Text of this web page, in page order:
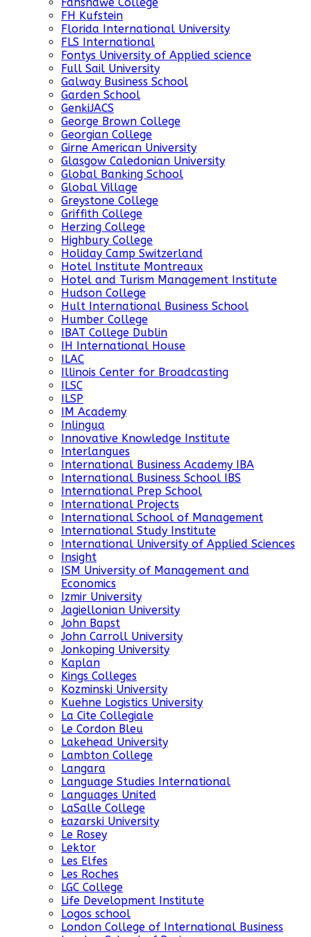
Fanshawe College
FH Kufstein
Florida International University
FLS International
Fontys University of Applied science
Full Sail University
Galway Business School
Garden School
GenkiJACS
George Brown College
Georgian College
Girne American University
Glasgow Caledonian University
Global Banking School
Global Village
Greystone College
Griffith College
Herzing College
Highbury College
Holiday Camp Switzerland
Hotel Institute Montreaux
Hotel and Turism Management Institute
Hudson College
Hult International Business School
Humber College
IBAT College Dublin
IH International House
ILAC
Illinois Center for Broadcasting
ILSC
ILSP
IM Academy
Inlingua
Innovative Knowledge Institute
Interlangues
International Business Academy IBA
International Business School IBS
International Prep School
International Projects
International School of Management
International Study Institute
International University of Applied Sciences
Insight
ISM University of Management and
Economics
Izmir University
Jagiellonian University
John Bapst
John Carroll University
Jonkoping University
Kaplan
Kings Colleges
Kozminski University
Kuehne Logistics University
La Cite Collegiale
Le Cordon Bleu
Lakehead University
Lambton College
Langara
Language Studies International
Languages United
LaSalle College
Łazarski University
Le Rosey
Lektor
Les Elfes
Les Roches
LGC College
Life Development Institute
Logos school
London College of International Business